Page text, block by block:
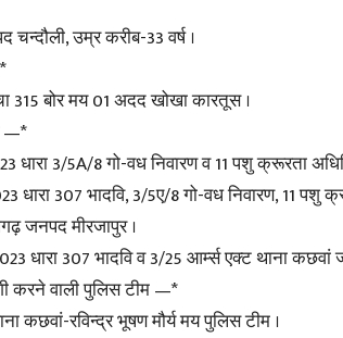
उम्र करीब-33 वर्ष ।
बोर मय 01 अदद खोखा कारतूस ।
—*
3/5A/8 गो-वध निवारण व 11 पशु क्रूरता
धारा 307 भादवि, 3/5ए/8 गो-वध निवारण, 11
जनपद मीरजापुर ।
धारा 307 भादवि व 3/25 आर्म्स एक्ट थाना कछवां
करने वाली पुलिस टीम —*
कछवां-रविन्द्र भूषण मौर्य मय पुलिस टीम ।